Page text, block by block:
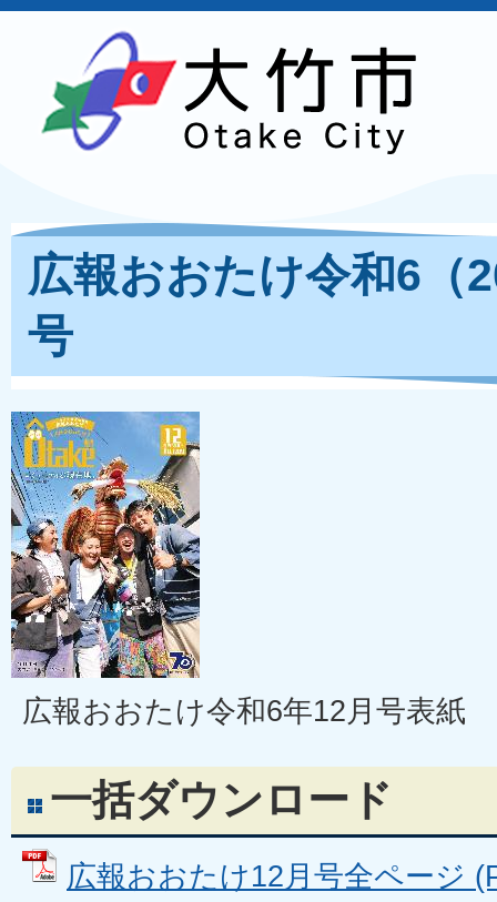
広報おおたけ令和6（
号
広報おおたけ令和6年12月号表紙
一括ダウンロード
広報おおたけ12月号全ページ